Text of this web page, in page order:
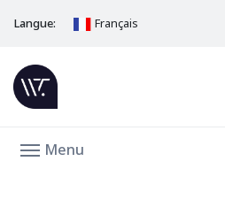
Langue: Français
Menu